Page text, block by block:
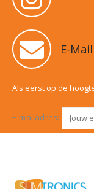
E-Mail
Als eerst op de
E-mailadres: